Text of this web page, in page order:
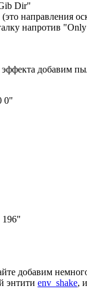
Dir"
направления
напротив
добавим
0"
196"
добавим
энтити env_shake,